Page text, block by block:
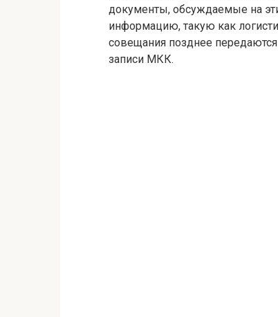
документы, обсуждаемые на
информацию, такую ​​как
совещания позднее
записи МКК.